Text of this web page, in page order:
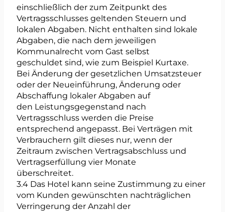
einschließlich der zum Zeitpunkt des
Vertragsschlusses geltenden Steuern und
lokalen Abgaben. Nicht enthalten sind lokale
Abgaben, die nach dem jeweiligen
Kommunalrecht vom Gast selbst
geschuldet sind, wie zum Beispiel Kurtaxe.
Bei Änderung der gesetzlichen Umsatzsteuer
oder der Neueinführung, Änderung oder
Abschaffung lokaler Abgaben auf
den Leistungsgegenstand nach
Vertragsschluss werden die Preise
entsprechend angepasst. Bei Verträgen mit
Verbrauchern gilt dieses nur, wenn der
Zeitraum zwischen Vertragsabschluss und
Vertragserfüllung vier Monate
überschreitet.
3.4 Das Hotel kann seine Zustimmung zu einer
vom Kunden gewünschten nachträglichen
Verringerung der Anzahl der